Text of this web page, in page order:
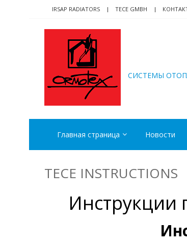
navigation
content
IRSAP RADIATORS TECE GMBH
CИСТЕМЫ
Главная страница Новости
TECE INSTRUCTIONS
Инструкции